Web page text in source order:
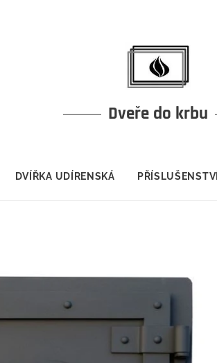
Dveře do krbu
DVÍŘKA UDÍRENSKÁ PŘÍSLUŠENSTVÍ